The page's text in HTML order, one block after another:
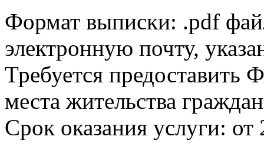
Формат выписки: .pdf
электронную почту,
Требуется
места жительства
Срок оказания услуги: от